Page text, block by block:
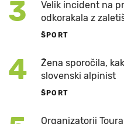
3
Velik incident na
odkorakala z
ŠPORT
4
Žena sporočila,
slovenski alpinist
ŠPORT
Organizatorji